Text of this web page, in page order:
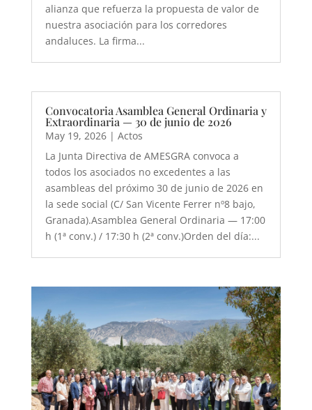
alianza que refuerza la propuesta de valor de
nuestra asociación para los corredores
andaluces. La firma...
Convocatoria Asamblea General Ordinaria y
Extraordinaria — 30 de junio de 2026
May 19, 2026| Actos
La Junta Directiva de AMESGRA convoca a
todos los asociados no excedentes a las
asambleas del próximo 30 de junio de 2026 en
la sede social (C/ San Vicente Ferrer nº8 bajo,
Granada).Asamblea General Ordinaria — 17:00
h (1ª conv.) / 17:30 h (2ª conv.)Orden del día:...